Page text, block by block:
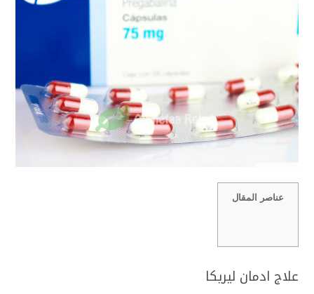
عناصر المقال
علاج ادمان ليريكا